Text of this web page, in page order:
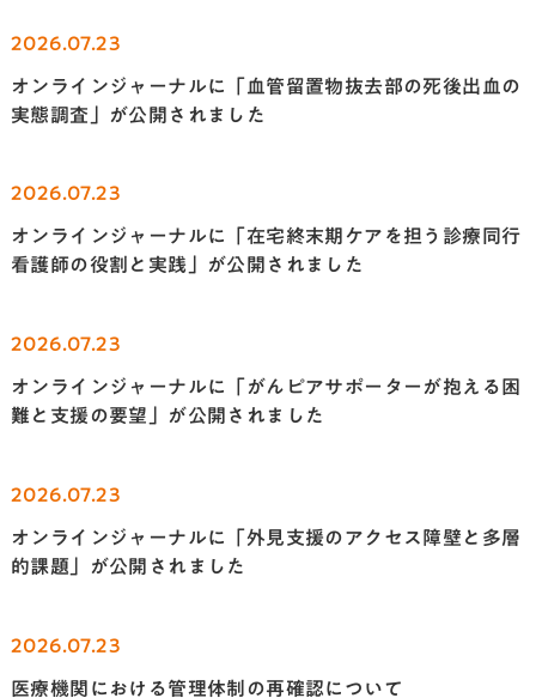
2026.07.23
オンラインジャーナルに「血管留置物抜去部の死後出血の
実態調査」が公開されました
2026.07.23
オンラインジャーナルに「在宅終末期ケアを担う診療同行
看護師の役割と実践」が公開されました
2026.07.23
オンラインジャーナルに「がんピアサポーターが抱える困
難と支援の要望」が公開されました
2026.07.23
オンラインジャーナルに「外見支援のアクセス障壁と多層
的課題」が公開されました
2026.07.23
医療機関における管理体制の再確認について